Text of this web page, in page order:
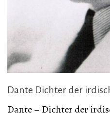
Dante Dichter der
Dante – Dichter der